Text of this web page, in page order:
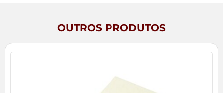
OUTROS PRODUTOS